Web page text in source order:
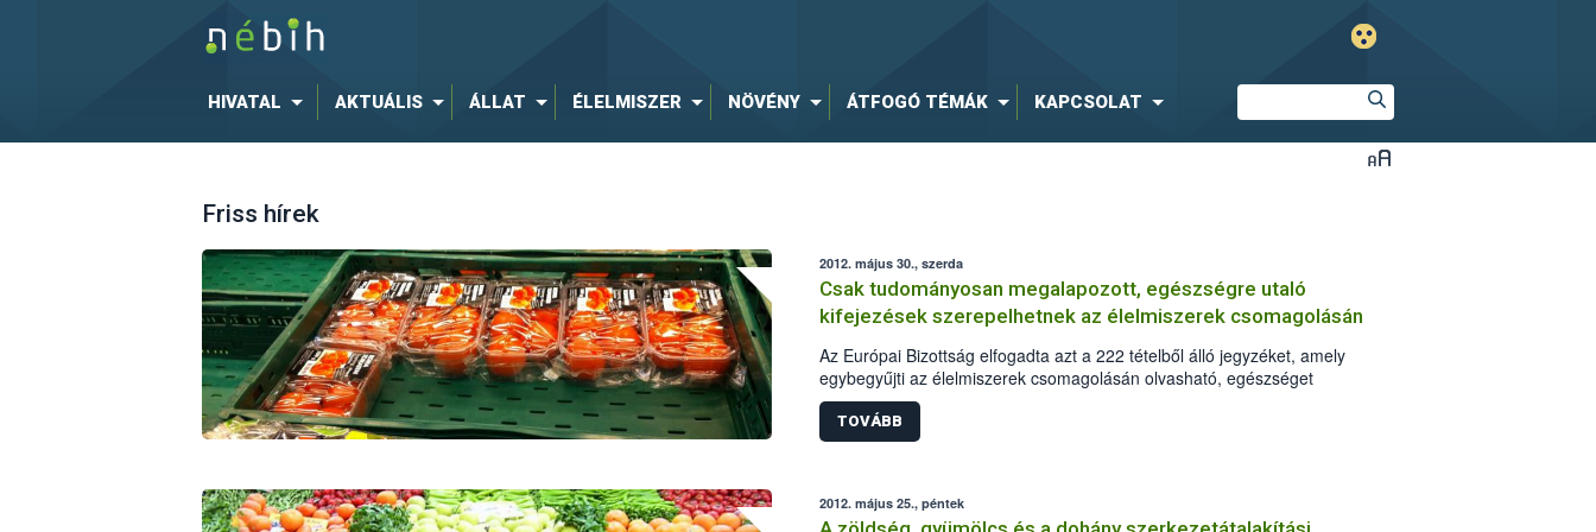
HIVATAL AKTUÁLIS ÁLLAT ÉLELMISZER NÖVÉNY ÁTFOGÓ TÉMÁK KAPCSOLAT
Friss hírek
2012. május 30., szerda
Csak tudományosan megalapozott, egészségre utaló
kifejezések szerepelhetnek az élelmiszerek csomagolásán
Az Európai Bizottság elfogadta azt a 222 tételből álló jegyzéket, amely
egybegyűjti az élelmiszerek csomagolásán olvasható, egészséget
befolyásoló tájékoztató kijelentéseket. Ezentúl a gyártók csak olyan
meghatározásokat, állításokat tüntethetnek fel a termékeken, amelyek
tudományosan megalapozottak.
TOVÁBB
2012. május 25., péntek